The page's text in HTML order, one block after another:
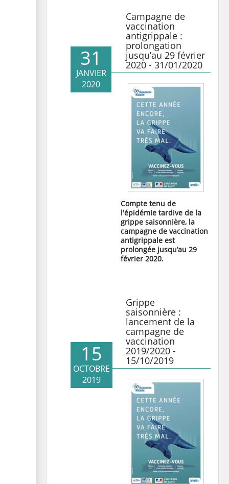
Campagne de
vaccination
antigrippale :
prolongation
jusqu’au 29 février
2020 - 31/01/2020
31
JANVIER
2020
Compte tenu de
l'épidémie tardive de la
grippe saisonnière, la
campagne de vaccination
antigrippale est
prolongée jusqu’au 29
février 2020.
Grippe
saisonnière :
lancement de la
campagne de
vaccination
2019/2020 -
15/10/2019
15
OCTOBRE
2019